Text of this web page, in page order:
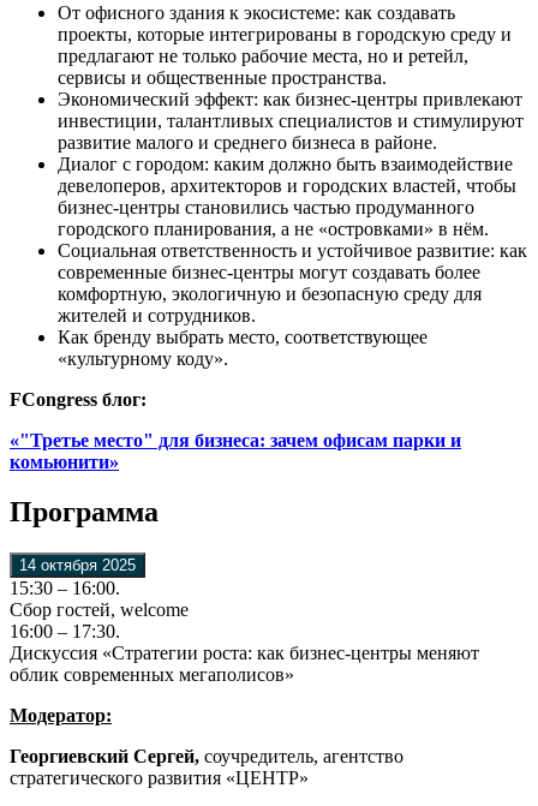
От офисного здания к экосистеме: как создавать
проекты, которые интегрированы в городскую среду и
предлагают не только рабочие места, но и ретейл,
сервисы и общественные пространства.
Экономический эффект: как бизнес-центры привлекают
инвестиции, талантливых специалистов и стимулируют
развитие малого и среднего бизнеса в районе.
Диалог с городом: каким должно быть взаимодействие
девелоперов, архитекторов и городских властей, чтобы
бизнес-центры становились частью продуманного
городского планирования, а не «островками» в нём.
Социальная ответственность и устойчивое развитие: как
современные бизнес-центры могут создавать более
комфортную, экологичную и безопасную среду для
жителей и сотрудников.
Как бренду выбрать место, соответствующее
«культурному коду».
FCongress блог:
«"Третье место" для бизнеса: зачем офисам парки и
комьюнити»
Программа
14 октября 2025
15:30 – 16:00.
Сбор гостей, welcome
16:00 – 17:30.
Дискуссия «Стратегии роста: как бизнес-центры меняют
облик современных мегаполисов»
Модератор:
Георгиевский Сергей, соучредитель, агентство
стратегического развития «ЦЕНТР»